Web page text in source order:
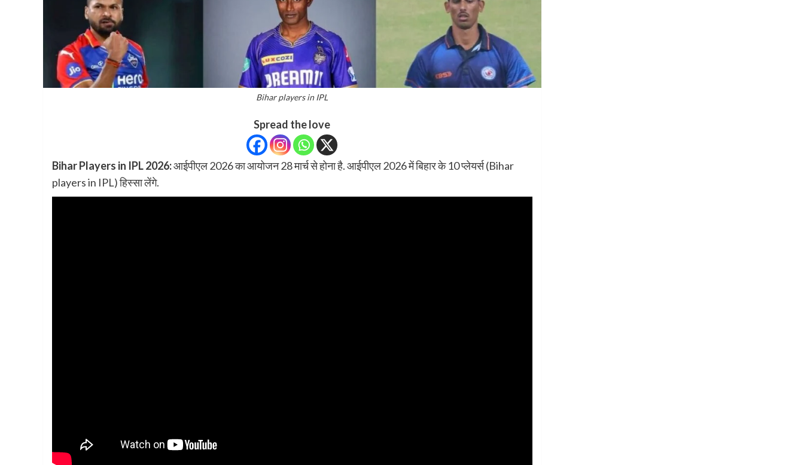
Bihar players in IPL
Spread the love
Bihar Players in IPL 2026:आईपीएल 2026 का आयोजन 28 मार्च से होना है. आईपीएल 2026 में बिहार के 10 प्लेयर्स (Bihar
players in IPL) हिस्सा लेंगे.